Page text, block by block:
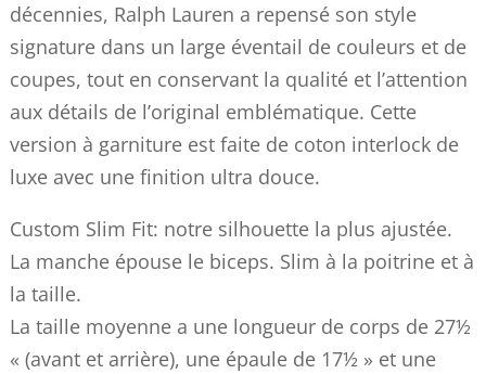
décennies, Ralph Lauren a repensé son style
signature dans un large éventail de couleurs et de
coupes, tout en conservant la qualité et l’attention
aux détails de l’original emblématique. Cette
version à garniture est faite de coton interlock de
luxe avec une finition ultra douce.
Custom Slim Fit: notre silhouette la plus ajustée.
La manche épouse le biceps. Slim à la poitrine et à
la taille.
La taille moyenne a une longueur de corps de 27½
« (avant et arrière), une épaule de 17½ » et une